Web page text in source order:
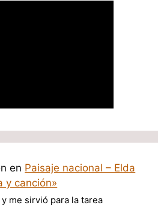
en Paisaje nacional – Elda
y canción»
me sirvió para la tarea